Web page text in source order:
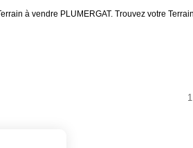
à vendre PLUMERGAT. Trouvez votre